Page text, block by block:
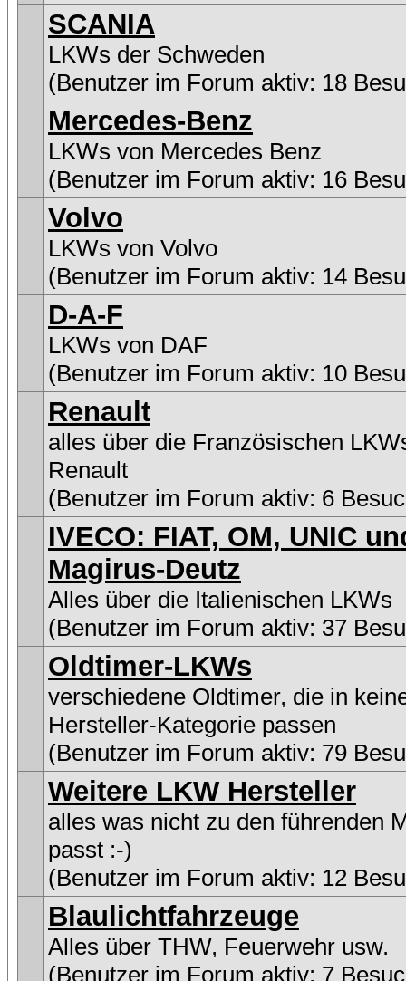
SCANIA
LKWs der Schweden
(Benutzer im Forum aktiv: 18
Mercedes-Benz
LKWs von Mercedes Benz
(Benutzer im Forum aktiv: 16
Volvo
LKWs von Volvo
(Benutzer im Forum aktiv: 14
D-A-F
LKWs von DAF
(Benutzer im Forum aktiv: 10
Renault
alles über die Französischen
Renault
(Benutzer im Forum aktiv: 6
IVECO: FIAT, OM, UNIC
Magirus-Deutz
Alles über die Italienischen LKWs
(Benutzer im Forum aktiv: 37
Oldtimer-LKWs
verschiedene Oldtimer, die in
Hersteller-Kategorie passen
(Benutzer im Forum aktiv: 79
Weitere LKW Hersteller
alles was nicht zu den führenden
passt :-)
(Benutzer im Forum aktiv: 12
Blaulichtfahrzeuge
Alles über THW, Feuerwehr usw.
(Benutzer im Forum aktiv: 7